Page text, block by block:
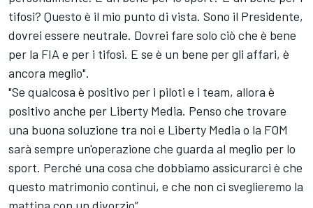
tifosi? Questo è il mio punto di vista. Sono il Presidente,
dovrei essere neutrale. Dovrei fare solo ciò che è bene
per la FIA e per i tifosi. E se è un bene per gli affari, è
ancora meglio".
"Se qualcosa è positivo per i piloti e i team, allora è
positivo anche per Liberty Media. Penso che trovare
una buona soluzione tra noi e Liberty Media o la FOM
sarà sempre un'operazione che guarda al meglio per lo
sport. Perché una cosa che dobbiamo assicurarci è che
questo matrimonio continui, e che non ci sveglieremo la